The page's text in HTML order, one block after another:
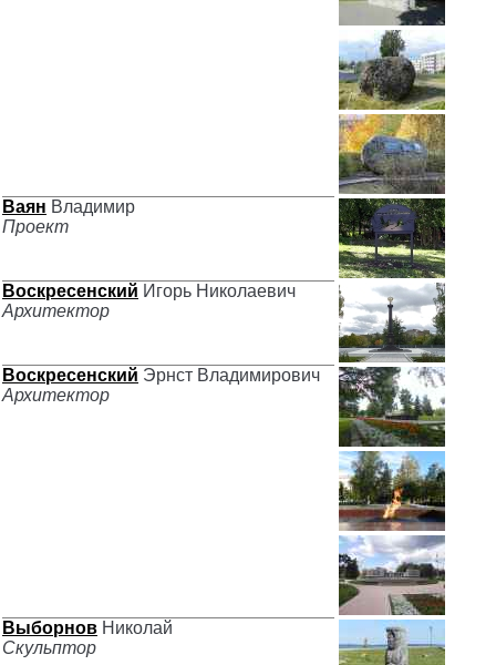
Ваян Владимир
Проект
Воскресенский Игорь Николаевич
Архитектор
Воскресенский Эрнст Владимирович
Архитектор
Выборнов Николай
Скульптор